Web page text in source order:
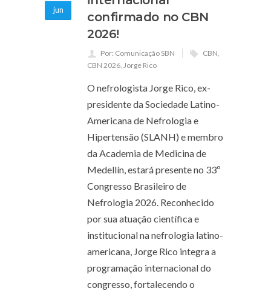
jun
confirmado no CBN
2026!
Por: Comunicação SBN CBN
CBN 2026 Jorge Rico
O nefrologista Jorge Rico, ex-
presidente da Sociedade Latino-
Americana de Nefrologia e
Hipertensão (SLANH) e membro
da Academia de Medicina de
Medellín, estará presente no 33º
Congresso Brasileiro de
Nefrologia 2026. Reconhecido
por sua atuação científica e
institucional na nefrologia latino-
americana, Jorge Rico integra a
programação internacional do
congresso, fortalecendo o